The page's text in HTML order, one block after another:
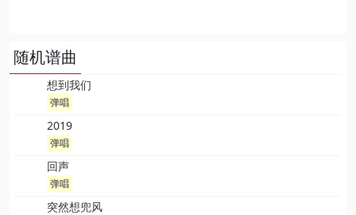
随机谱曲
想到我们
弹唱
2019
弹唱
回声
弹唱
突然想兜风